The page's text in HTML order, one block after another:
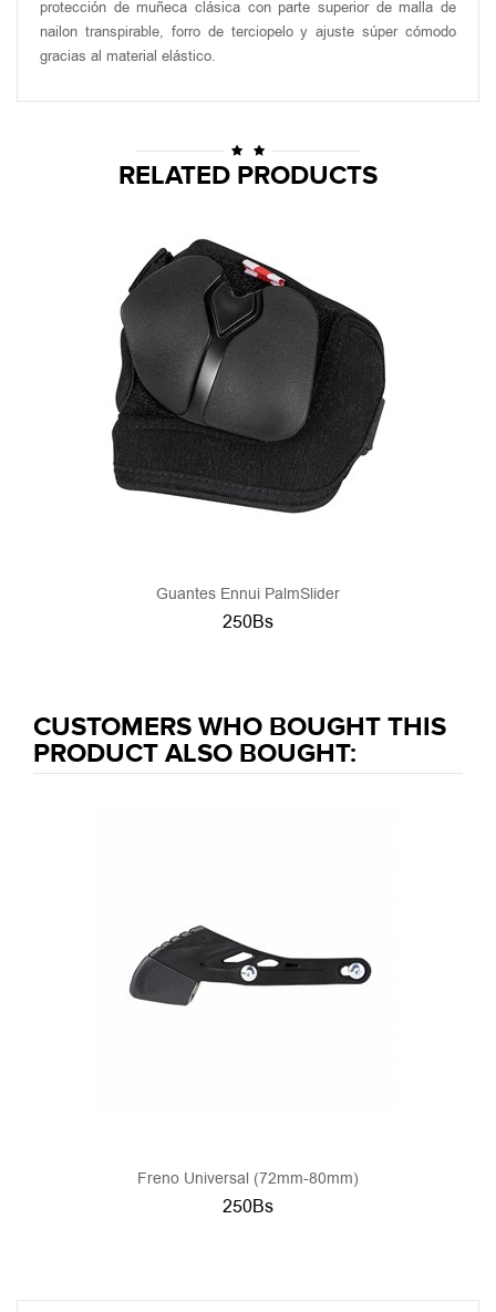
protección de muñeca clásica con parte superior de malla de
nailon transpirable, forro de terciopelo y ajuste súper cómodo
gracias al material elástico.
RELATED PRODUCTS
Guantes Ennui PalmSlider
250Bs
CUSTOMERS WHO BOUGHT THIS
PRODUCT ALSO BOUGHT:
Freno Universal (72mm-80mm)
250Bs